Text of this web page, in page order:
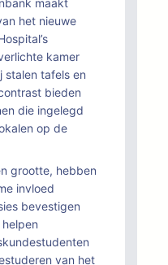
maakt
het nieuwe
kamer
stalen tafels en
bieden
die ingelegd
op de
grootte, hebben
invloed
bevestigen
van het